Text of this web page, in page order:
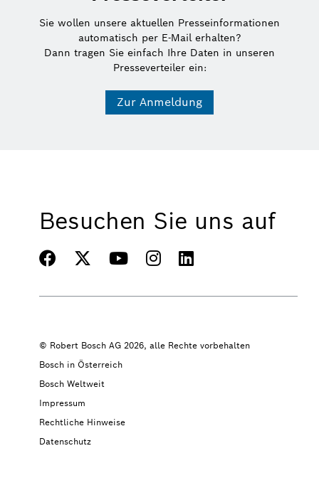
Sie wollen unsere aktuellen Presseinformationen
automatisch per E-Mail erhalten?
Dann tragen Sie einfach Ihre Daten in unseren
Presseverteiler ein:
Zur Anmeldung
Besuchen Sie uns auf
© Robert Bosch AG 2026, alle Rechte vorbehalten
Bosch in Österreich
Bosch Weltweit
Impressum
Rechtliche Hinweise
Datenschutz